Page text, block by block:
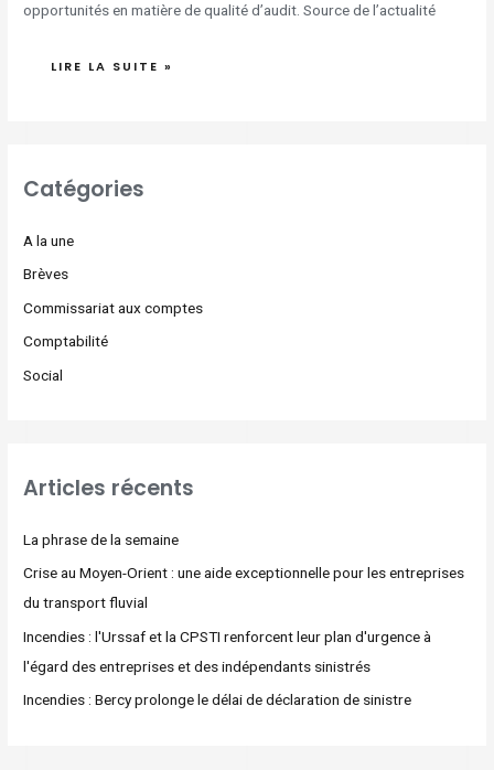
opportunités en matière de qualité d’audit. Source de l’actualité
LIRE LA SUITE »
Catégories
A la une
Brèves
Commissariat aux comptes
Comptabilité
Social
Articles récents
La phrase de la semaine
Crise au Moyen-Orient : une aide exceptionnelle pour les entreprises
du transport fluvial
Incendies : l'Urssaf et la CPSTI renforcent leur plan d'urgence à
l'égard des entreprises et des indépendants sinistrés
Incendies : Bercy prolonge le délai de déclaration de sinistre